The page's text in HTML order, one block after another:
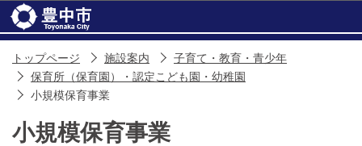
トップページ 施設案内
子育て・教育・青少年
保育所（保育園）・認定こども園・幼稚園
小規模保育事業
小規模保育事業